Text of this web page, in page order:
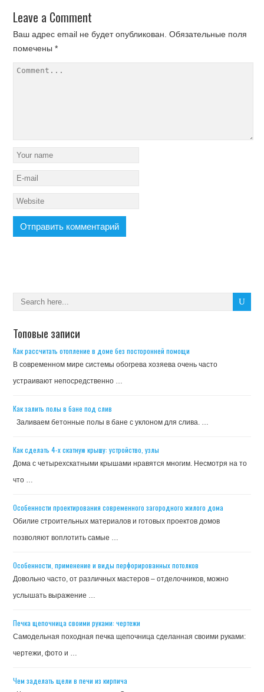
Leave a Comment
Ваш адрес email не будет опубликован. Обязательные поля
помечены*
Топовые записи
Как рассчитать отопление в доме без посторонней помощи
В современном мире системы обогрева хозяева очень часто
устраивают непосредственно …
Как залить полы в бане под слив
Заливаем бетонные полы в бане с уклоном для слива. …
Как сделать 4-х скатную крышу: устройство, узлы
Дома с четырехскатными крышами нравятся многим. Несмотря на то
что …
Особенности проектирования современного загородного жилого дома
Обилие строительных материалов и готовых проектов домов
позволяют воплотить самые …
Особенности, применение и виды перфорированных потолков
Довольно часто, от различных мастеров – отделочников, можно
услышать выражение …
Печка щепочница своими руками: чертежи
Самодельная походная печка щепочница сделанная своими руками:
чертежи, фото и …
Чем заделать щели в печи из кирпича